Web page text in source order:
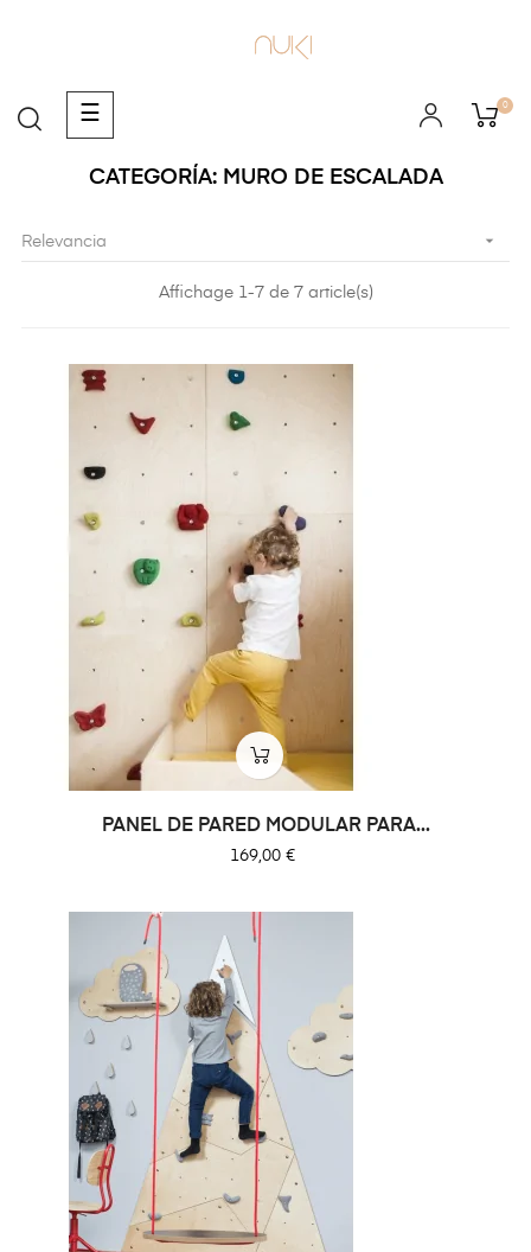
Navegación
de
☰ 0
CATEGORÍA: MURO DE ESCALADA
Relevancia 
Affichage 1-7 de 7 article(s)
PANEL DE PARED MODULAR PARA...
Precio
169,00 €